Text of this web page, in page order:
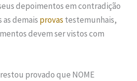
depoimentos em contradição
as demais provas testemunhais,
devem ser vistos com
provado que NOME